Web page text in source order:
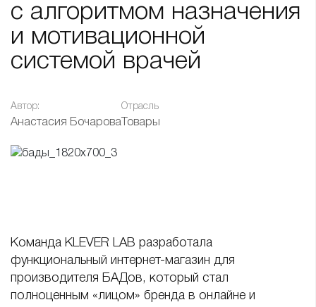
с алгоритмом назначения
и мотивационной
системой врачей
Автор:
Анастасия Бочарова
Отрасль
Товары
Команда KLEVER LAB разработала
функциональный интернет-магазин для
производителя БАДов, который стал
полноценным «лицом» бренда в онлайне и